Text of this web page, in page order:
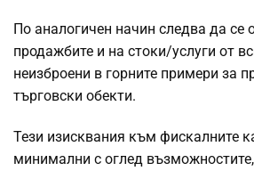
По аналогичен начин следва да се
продажбите и на стоки/услуги от
неизброени в горните примери за
търговски обекти.
Тези изисквания към фискалните
минимални с оглед